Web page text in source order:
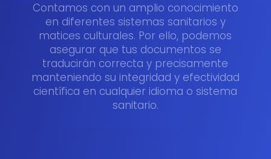
Contamos con un amplio conocimiento
en diferentes sistemas sanitarios y
matices culturales. Por ello, podemos
asegurar que tus documentos se
traducirán correcta y precisamente
manteniendo su integridad y efectividad
científica en cualquier idioma o sistema
sanitario.